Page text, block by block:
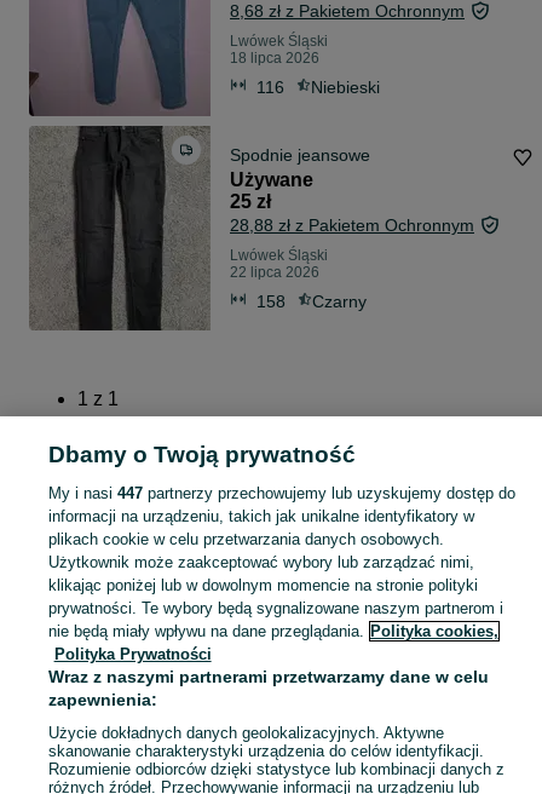
8,68 zł z Pakietem Ochronnym
Lwówek Śląski
18 lipca 2026
116 Niebieski
Spodnie jeansowe
Używane
25 zł
28,88 zł z Pakietem Ochronnym
Lwówek Śląski
22 lipca 2026
158 Czarny
1 z 1
Jeansy
Jeansy - Dolnośląskie Jeansy - Lwówek Śląski
KATEGORIA
garnitur dla dziewczynki,spodnie dzwony dla dziewczynki,strój Zobacz
Mapa kategorii
Mapa ministron
Popularne wyszukiwania
Dbamy o Twoją prywatność
My i nasi 447partnerzy przechowujemy lub uzyskujemy dostęp do
informacji na urządzeniu, takich jak unikalne identyfikatory w
plikach cookie w celu przetwarzania danych osobowych.
Użytkownik może zaakceptować wybory lub zarządzać nimi,
klikając poniżej lub w dowolnym momencie na stronie polityki
prywatności. Te wybory będą sygnalizowane naszym partnerom i
nie będą miały wpływu na dane przeglądania. Polityka cookies,
Polityka Prywatności
Wraz z naszymi partnerami przetwarzamy dane w celu
zapewnienia:
Użycie dokładnych danych geolokalizacyjnych. Aktywne
skanowanie charakterystyki urządzenia do celów identyfikacji.
Rozumienie odbiorców dzięki statystyce lub kombinacji danych z
różnych źródeł. Przechowywanie informacji na urządzeniu lub